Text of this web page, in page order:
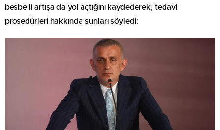
besbelli artışa da yol açtığını kaydederek, tedavi
prosedürleri hakkında şunları söyledi: